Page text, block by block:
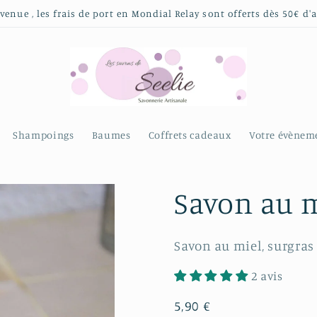
, les frais de port en Mondial Relay sont offerts dès 50€
Shampoings Baumes Coffrets cadeaux Votre
Savon au
Savon au miel,
2 avis
Prix
5,90 €